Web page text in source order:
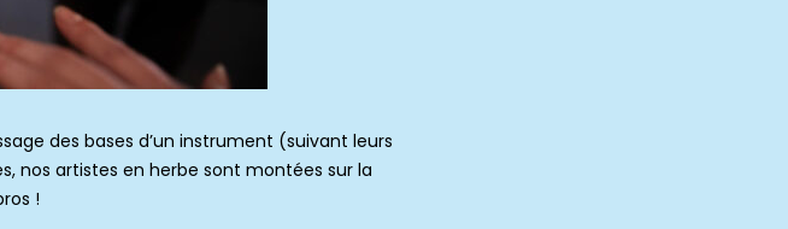
des bases d’un instrument (suivant leurs
nos artistes en herbe sont montées sur la
!